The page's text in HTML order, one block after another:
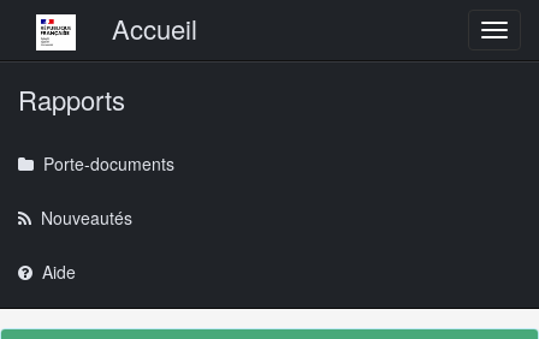
Menu principalAccueil
Rapports
Porte-documents
Nouveautés
Aide